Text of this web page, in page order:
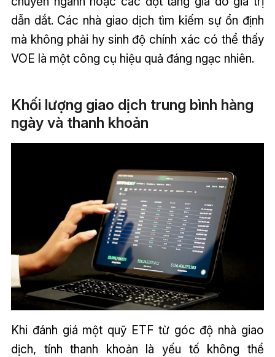
dẫn dắt. Các nhà giao dịch tìm kiếm sự ổn định
mà không phải hy sinh độ chính xác có thể thấy
VOE là một công cụ hiệu quả đáng ngạc nhiên.
Khối lượng giao dịch trung bình hàng
ngày và thanh khoản
Khi đánh giá một quỹ ETF từ góc độ nhà giao
dịch, tính thanh khoản là yếu tố không thể